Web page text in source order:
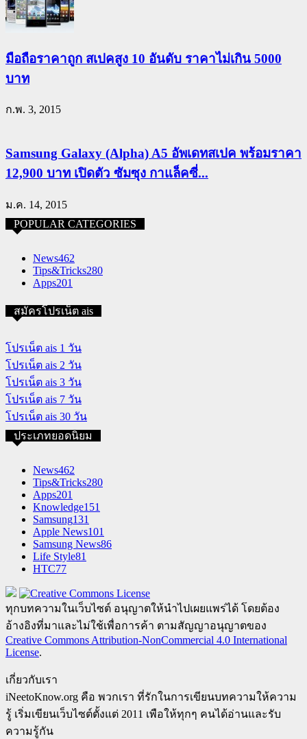
มือถือราคาถูก สเปคสูง 10 อันดับ ราคาไม่เกิน 5000
บาท
ก.พ. 3, 2015
Samsung Galaxy (Alpha) A5 อัพเดทสเปค พร้อมราคา
12,900 บาท เปิดตัว ซัมซุง กาแล็คซี่...
ม.ค. 14, 2015
POPULAR CATEGORIES
News462
Tips&Tricks280
Apps201
สมัครโปรเน็ต ais
โปรเน็ต ais 1 วัน
โปรเน็ต ais 2 วัน
โปรเน็ต ais 3 วัน
โปรเน็ต ais 7 วัน
โปรเน็ต ais 30 วัน
ประเภทยอดนิยม
News462
Tips&Tricks280
Apps201
Knowledge151
Samsung131
Apple News101
Samsung News86
Life Style81
HTC77
ทุกบทความในเว็บไซต์ อนุญาตให้นำไปเผยแพร่ได้ โดยต้อง
อ้างอิงที่มาและไม่ใช้เพื่อการค้า ตามสัญญาอนุญาตของ
Creative Commons Attribution-NonCommercial 4.0 International
License.
เกี่ยวกับเรา
iNeetoKnow.org คือ พวกเรา ที่รักในการเขียนบทความให้ความ
รู้ เริ่มเขียนเว็บไซต์ตั้งแต่ 2011 เพือให้ทุกๆ คนได้อ่านและรับ
ความรู้กัน